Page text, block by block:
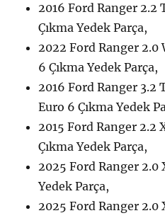
2016 Ford Ranger 2.2
Çıkma Yedek Parça,
2022 Ford Ranger 2.0
6 Çıkma Yedek Parça,
2016 Ford Ranger 3.2
Euro 6 Çıkma Yedek
2015 Ford Ranger 2.2
Çıkma Yedek Parça,
2025 Ford Ranger 2.0
Yedek Parça,
2025 Ford Ranger 2.0